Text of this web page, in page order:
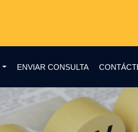
ENVIAR CONSULTA